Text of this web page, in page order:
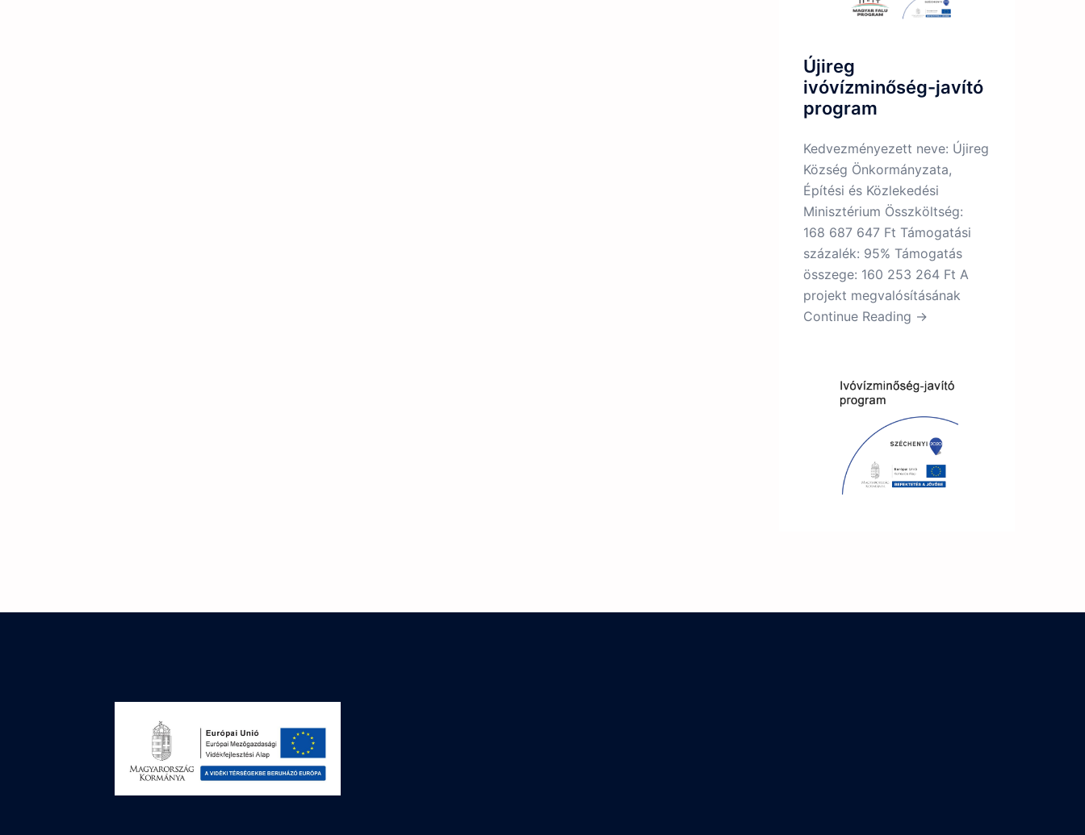
Újireg
ivóvízminőség-javító
program
Kedvezményezett neve: Újireg
Község Önkormányzata,
Építési és Közlekedési
Minisztérium Összköltség:
168 687 647 Ft Támogatási
százalék: 95% Támogatás
összege: 160 253 264 Ft A
projekt megvalósításának
Continue Reading →